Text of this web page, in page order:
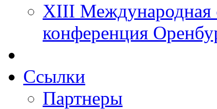
XIII Международная
конференция
Ссылки
Партнеры